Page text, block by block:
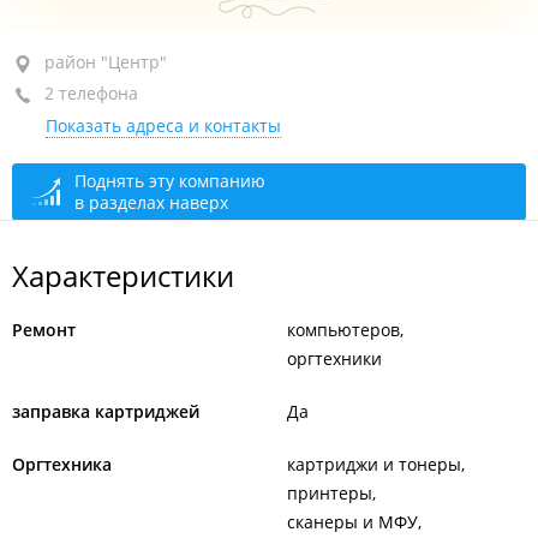
район "Центр", ул. Суханова, 3А
4-й этаж, оф. 407а
+7 (423) 291-97-35
+7 902 488-03-89
закрыто, откроется в 09:00
район "Центр"
2 телефона
Показать адреса и контакты
Поднять эту компанию
в разделах наверх
Характеристики
Ремонт
компьютеров
оргтехники
заправка картриджей Да
Оргтехника
картриджи и тонеры
принтеры
сканеры и МФУ